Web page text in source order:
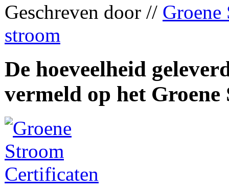
Geschreven door // Groene
stroom
De hoeveelheid
vermeld op het